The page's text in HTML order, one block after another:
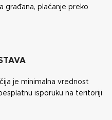
građana, plaćanje preko
je minimalna vrednost
isporuku na teritoriji